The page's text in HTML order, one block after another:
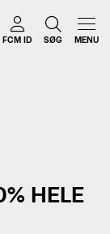
FCM ID SØG MENU
HELE